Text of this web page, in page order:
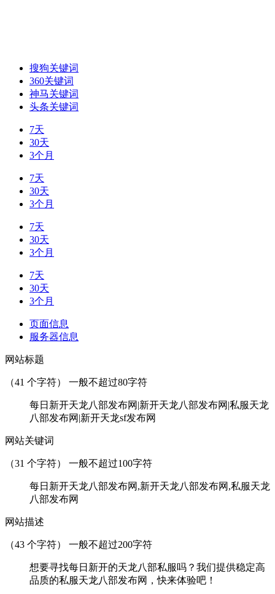
搜狗关键词
360关键词
神马关键词
头条关键词
7天
30天
3个月
7天
30天
3个月
7天
30天
3个月
7天
30天
3个月
页面信息
服务器信息
网站标题
（41 个字符） 一般不超过80字符
每日新开天龙八部发布网|新开天龙八部发布网|私服天龙
八部发布网|新开天龙sf发布网
网站关键词
（31 个字符） 一般不超过100字符
每日新开天龙八部发布网,新开天龙八部发布网,私服天龙
八部发布网
网站描述
（43 个字符） 一般不超过200字符
想要寻找每日新开的天龙八部私服吗？我们提供稳定高
品质的私服天龙八部发布网，快来体验吧！